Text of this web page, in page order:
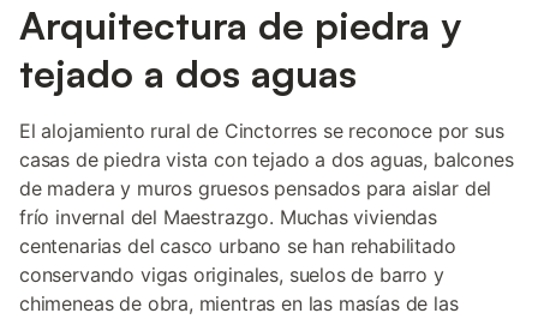
Arquitectura de piedra y
tejado a dos aguas
El alojamiento rural de Cinctorres se reconoce por sus
casas de piedra vista con tejado a dos aguas, balcones
de madera y muros gruesos pensados para aislar del
frío invernal del Maestrazgo. Muchas viviendas
centenarias del casco urbano se han rehabilitado
conservando vigas originales, suelos de barro y
chimeneas de obra, mientras en las masías de las